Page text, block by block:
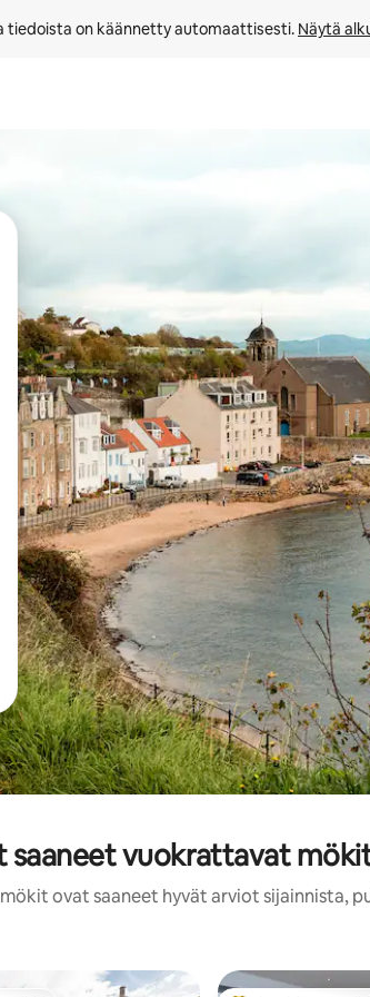
tiedoista on käännetty automaattisesti. Näytä
tai tutustu koskettamalla tai
saaneet vuokrattavat
ovat saaneet hyvät arviot sijainnista,